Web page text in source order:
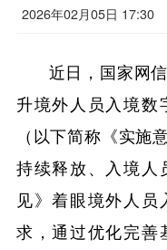
2026年02月05日 17:30
近日，国家网
升境外人员入境数
（以下简称《实施
持续释放、入境人
见》着眼境外人
求，通过优化完善